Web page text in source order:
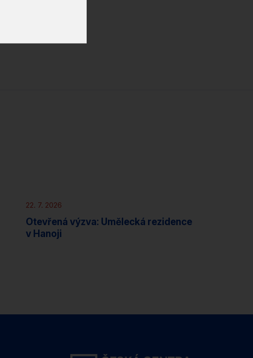
22. 7. 2026
Otevřená výzva: Umělecká rezidence
v Hanoji